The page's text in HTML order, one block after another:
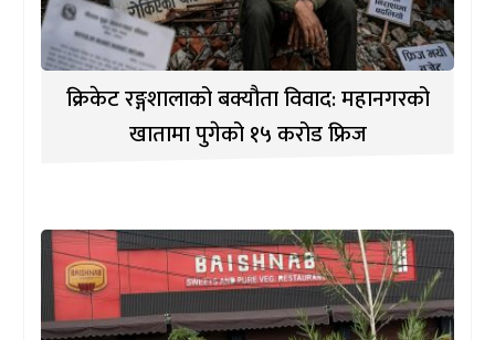
क्रिकेट रङ्गशालाको बक्यौता विवाद: महानगरको
खातामा पुगेको १५ करोड फ्रिज